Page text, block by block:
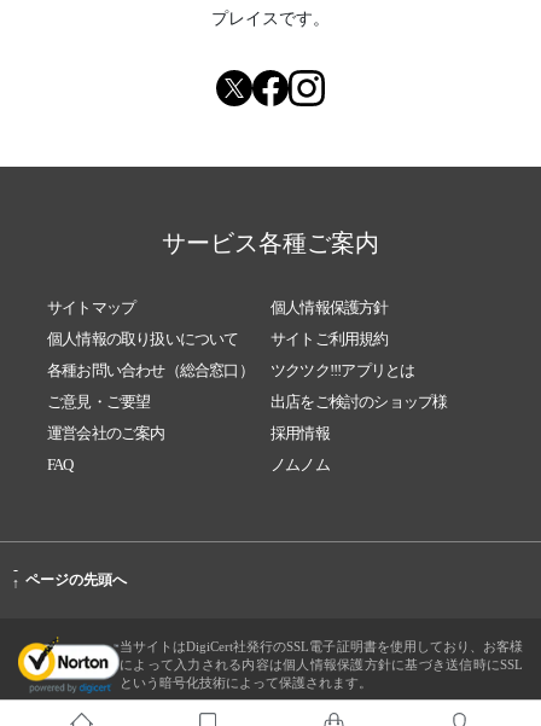
プレイスです。
サービス各種ご案内
サイトマップ
個人情報保護方針
個人情報の取り扱いについて
サイトご利用規約
各種お問い合わせ（総合窓口）
ツクツク!!!アプリとは
ご意見・ご要望
出店をご検討のショップ様
運営会社のご案内
採用情報
FAQ
ノムノム
-
↑ ページの先頭へ
当サイトはDigiCert社発行のSSL電子証明書を使用しており、お客様
によって入力される内容は個人情報保護方針に基づき送信時にSSL
という暗号化技術によって保護されます。